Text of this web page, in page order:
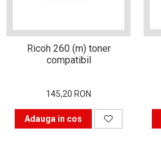
imprimantă
Cum îți poți decora casa cu
un buget redus
imprimanta ta. Învață s-o
folosești corect.
În căutarea cartușului
Ricoh 260 (m) toner
compatibil
145,20 RON
Adauga in cos